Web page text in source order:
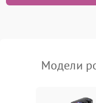
Модели